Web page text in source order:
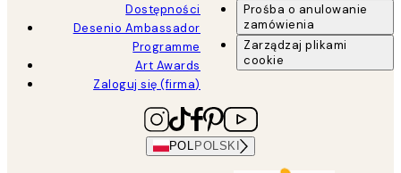
Dostępności
Desenio Ambassador
Programme
Art Awards
Zaloguj się (firma)
Prośba o anulowanie
zamówienia
Zarządzaj plikami
cookie
POL POLSKI